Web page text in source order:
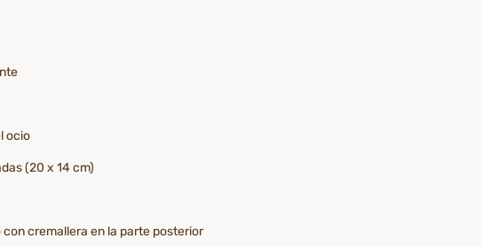
ocio
(20 x 14 cm)
con cremallera en la parte posterior